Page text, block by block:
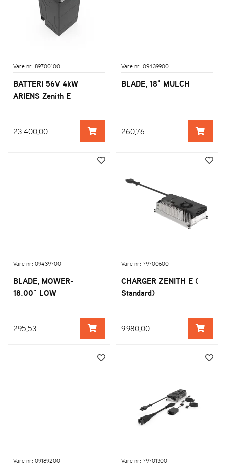
Vare nr: 89700100
BATTERI 56V 4kW
ARIENS Zenith E
23.400,00
Vare nr: 09439900
BLADE, 18" MULCH
260,76
Vare nr: 09439700
BLADE, MOWER-
18.00" LOW
295,53
Vare nr: 79700600
CHARGER ZENITH E (
Standard)
9.980,00
Vare nr: 09189200 Vare nr: 79701300